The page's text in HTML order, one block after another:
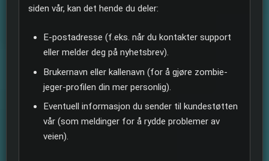
siden vår, kan det hende du deler:
E-postadresse (f.eks. når du kontakter support
eller melder deg på nyhetsbrev).
Brukernavn eller kallenavn (for å gjøre zombie-
jeger-profilen din mer personlig).
Eventuell informasjon du sender til kundestøtten
vår (som meldinger for å rydde problemer av
veien).